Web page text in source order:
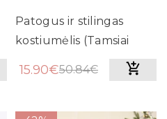
Patogus ir stilingas
kostiumėlis (Tamsiai
15.90€50.84€